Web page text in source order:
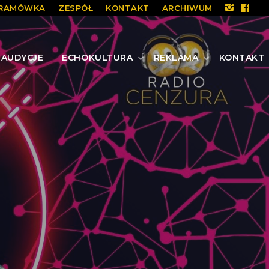
ZESPÓŁ KONTAKT ARCHIWUM
AUDYCJE ECHOKULTURA REKLAMA KONTAKT